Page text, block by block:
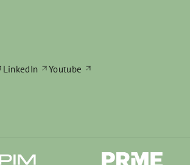
LinkedIn Youtube